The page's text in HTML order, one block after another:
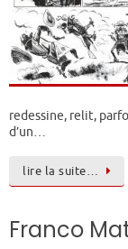
redessine, relit,
d’un…
lire la suite…
Franco